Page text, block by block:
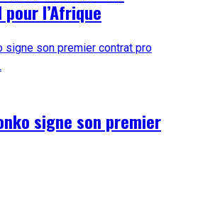
l’Afrique
signe son premier